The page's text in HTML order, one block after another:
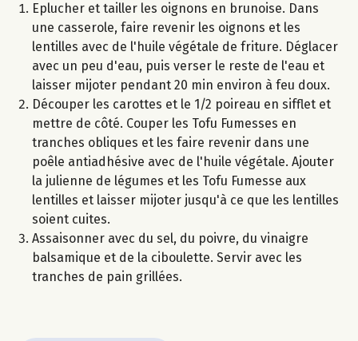
Eplucher et tailler les oignons en brunoise. Dans
une casserole, faire revenir les oignons et les
lentilles avec de l'huile végétale de friture. Déglacer
avec un peu d'eau, puis verser le reste de l'eau et
laisser mijoter pendant 20 min environ à feu doux.
Découper les carottes et le 1/2 poireau en sifflet et
mettre de côté. Couper les Tofu Fumesses en
tranches obliques et les faire revenir dans une
poêle antiadhésive avec de l'huile végétale. Ajouter
la julienne de légumes et les Tofu Fumesse aux
lentilles et laisser mijoter jusqu'à ce que les lentilles
soient cuites.
Assaisonner avec du sel, du poivre, du vinaigre
balsamique et de la ciboulette. Servir avec les
tranches de pain grillées.